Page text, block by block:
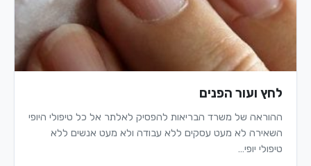
לחץ ועור הפנים
ההוראה של משרד הבריאות להפסיק לאלתר אל כל טיפולי היופי
השאירה לא מעט עסקים ללא עבודה ולא מעט אנשים ללא
טיפולי יופי…